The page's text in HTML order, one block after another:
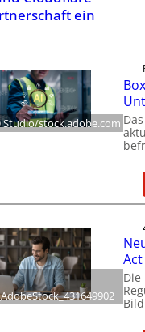
ein
Studio/stock.adobe.com
Act
Die